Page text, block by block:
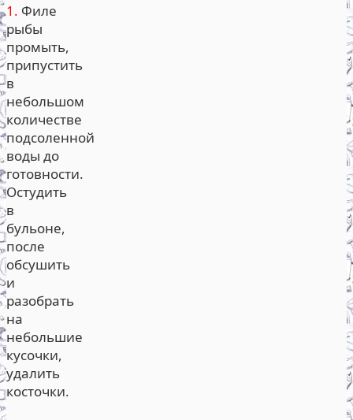
1. Филе
рыбы
промыть,
припустить
в
небольшом
количестве
подсоленной
воды до
готовности.
Остудить
в
бульоне,
после
обсушить
и
разобрать
на
небольшие
кусочки,
удалить
косточки.